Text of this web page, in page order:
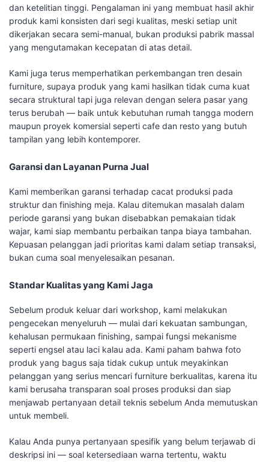
dan ketelitian tinggi. Pengalaman ini yang membuat hasil akhir
produk kami konsisten dari segi kualitas, meski setiap unit
dikerjakan secara semi-manual, bukan produksi pabrik massal
yang mengutamakan kecepatan di atas detail.
Kami juga terus memperhatikan perkembangan tren desain
furniture, supaya produk yang kami hasilkan tidak cuma kuat
secara struktural tapi juga relevan dengan selera pasar yang
terus berubah — baik untuk kebutuhan rumah tangga modern
maupun proyek komersial seperti cafe dan resto yang butuh
tampilan yang lebih kontemporer.
Garansi dan Layanan Purna Jual
Kami memberikan garansi terhadap cacat produksi pada
struktur dan finishing meja. Kalau ditemukan masalah dalam
periode garansi yang bukan disebabkan pemakaian tidak
wajar, kami siap membantu perbaikan tanpa biaya tambahan.
Kepuasan pelanggan jadi prioritas kami dalam setiap transaksi,
bukan cuma soal menyelesaikan pesanan.
Standar Kualitas yang Kami Jaga
Sebelum produk keluar dari workshop, kami melakukan
pengecekan menyeluruh — mulai dari kekuatan sambungan,
kehalusan permukaan finishing, sampai fungsi mekanisme
seperti engsel atau laci kalau ada. Kami paham bahwa foto
produk yang bagus saja tidak cukup untuk meyakinkan
pelanggan yang serius mencari furniture berkualitas, karena itu
kami berusaha transparan soal proses produksi dan siap
menjawab pertanyaan detail teknis sebelum Anda memutuskan
untuk membeli.
Kalau Anda punya pertanyaan spesifik yang belum terjawab di
deskripsi ini — soal ketersediaan warna tertentu, waktu